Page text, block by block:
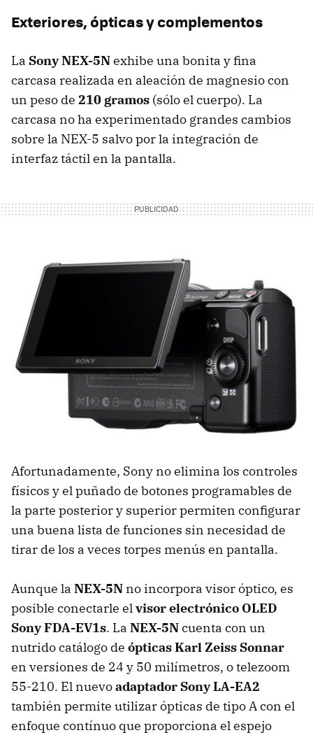
Exteriores, ópticas y complementos
La Sony NEX-5Nexhibe una bonita y fina
carcasa realizada en aleación de magnesio con
un peso de 210 gramos (sólo el cuerpo). La
carcasa no ha experimentado grandes cambios
sobre la NEX-5 salvo por la integración de
interfaz táctil en la pantalla.
Afortunadamente, Sony no elimina los controles
físicos y el puñado de botones programables de
la parte posterior y superior permiten configurar
una buena lista de funciones sin necesidad de
tirar de los a veces torpes menús en pantalla.
Aunque la NEX-5N no incorpora visor óptico, es
posible conectarle elvisor electrónico OLED
Sony FDA-EV1s. La NEX-5Ncuenta con un
nutrido catálogo de ópticas Karl Zeiss Sonnar
en versiones de 24 y 50 milímetros, o telezoom
55-210. El nuevoadaptador Sony LA-EA2
también permite utilizar ópticas de tipo A con el
enfoque contínuo que proporciona el espejo